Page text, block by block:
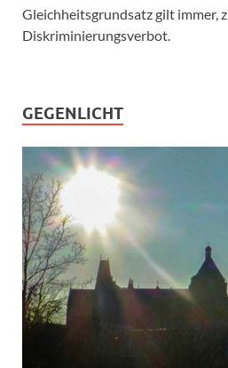
Gleichheitsgrundsatz gilt immer,
Diskriminierungsverbot.
GEGENLICHT